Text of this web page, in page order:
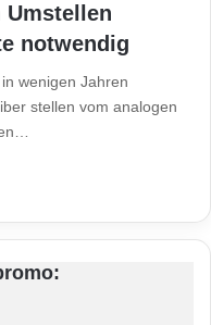
Umstellen
notwendig
wenigen Jahren
stellen vom analogen